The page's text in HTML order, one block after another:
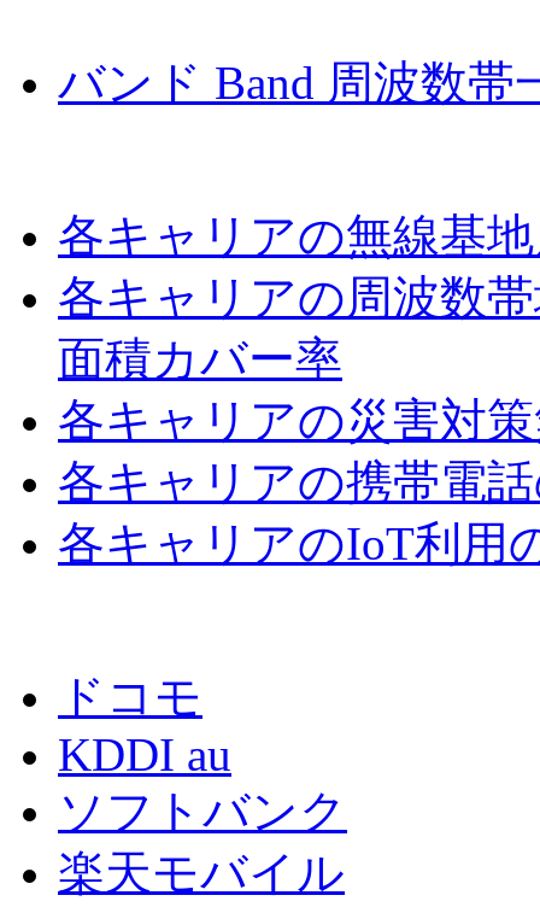
バンド Band 周波数帯
各キャリアの無線基
各キャリアの周波数
面積カバー率
各キャリアの災害対
各キャリアの携帯電
各キャリアのIoT利用
ドコモ
KDDI au
ソフトバンク
楽天モバイル